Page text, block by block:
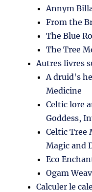
Annym
From the
The Blue
The Tree
Autres livres
A druid's
Medicine
Celtic lore
Goddess,
Celtic Tree
Magic and
Eco
Ogam
Calculer le